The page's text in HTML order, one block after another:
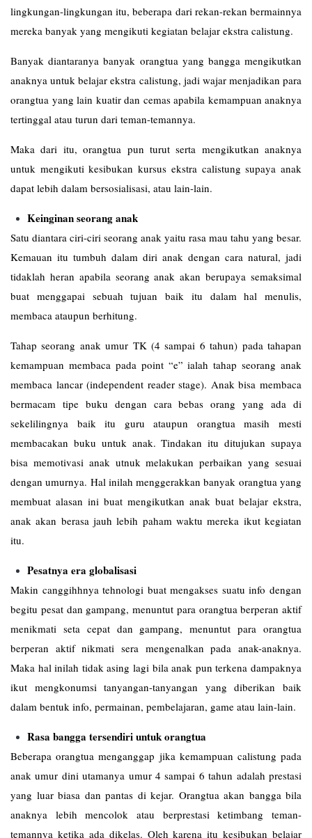
lingkungan-lingkungan itu, beberapa dari rekan-rekan bermainnya
mereka banyak yang mengikuti kegiatan belajar ekstra calistung.
Banyak diantaranya banyak orangtua yang bangga mengikutkan
anaknya untuk belajar ekstra calistung, jadi wajar menjadikan para
orangtua yang lain kuatir dan cemas apabila kemampuan anaknya
tertinggal atau turun dari teman-temannya.
Maka dari itu, orangtua pun turut serta mengikutkan anaknya
untuk mengikuti kesibukan kursus ekstra calistung supaya anak
dapat lebih dalam bersosialisasi, atau lain-lain.
Keinginan seorang anak
Satu diantara ciri-ciri seorang anak yaitu rasa mau tahu yang besar.
Kemauan itu tumbuh dalam diri anak dengan cara natural, jadi
tidaklah heran apabila seorang anak akan berupaya semaksimal
buat menggapai sebuah tujuan baik itu dalam hal menulis,
membaca ataupun berhitung.
Tahap seorang anak umur TK (4 sampai 6 tahun) pada tahapan
kemampuan membaca pada point “e” ialah tahap seorang anak
membaca lancar (independent reader stage). Anak bisa membaca
bermacam tipe buku dengan cara bebas orang yang ada di
sekelilingnya baik itu guru ataupun orangtua masih mesti
membacakan buku untuk anak. Tindakan itu ditujukan supaya
bisa memotivasi anak utnuk melakukan perbaikan yang sesuai
dengan umurnya. Hal inilah menggerakkan banyak orangtua yang
membuat alasan ini buat mengikutkan anak buat belajar ekstra,
anak akan berasa jauh lebih paham waktu mereka ikut kegiatan
itu.
Pesatnya era globalisasi
Makin canggihhnya tehnologi buat mengakses suatu info dengan
begitu pesat dan gampang, menuntut para orangtua berperan aktif
menikmati seta cepat dan gampang, menuntut para orangtua
berperan aktif nikmati sera mengenalkan pada anak-anaknya.
Maka hal inilah tidak asing lagi bila anak pun terkena dampaknya
ikut mengkonumsi tanyangan-tanyangan yang diberikan baik
dalam bentuk info, permainan, pembelajaran, game atau lain-lain.
Rasa bangga tersendiri untuk orangtua
Beberapa orangtua menganggap jika kemampuan calistung pada
anak umur dini utamanya umur 4 sampai 6 tahun adalah prestasi
yang luar biasa dan pantas di kejar. Orangtua akan bangga bila
anaknya lebih mencolok atau berprestasi ketimbang teman-
temannya ketika ada dikelas. Oleh karena itu kesibukan belajar